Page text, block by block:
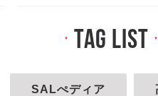
▼ tag list ▼
SALぺディア